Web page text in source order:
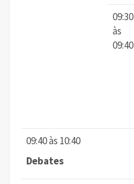
09:30
às
09:40
09:40 às 10:40
Debates